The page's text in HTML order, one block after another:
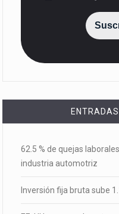
62.5 % de quejas
industria automotriz
Inversión fija bruta sube